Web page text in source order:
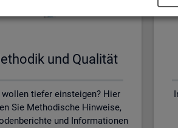
und Qua­li­tät
wollen tiefer einsteigen? Hier
Sie Methodische Hinweise,
und Informationen